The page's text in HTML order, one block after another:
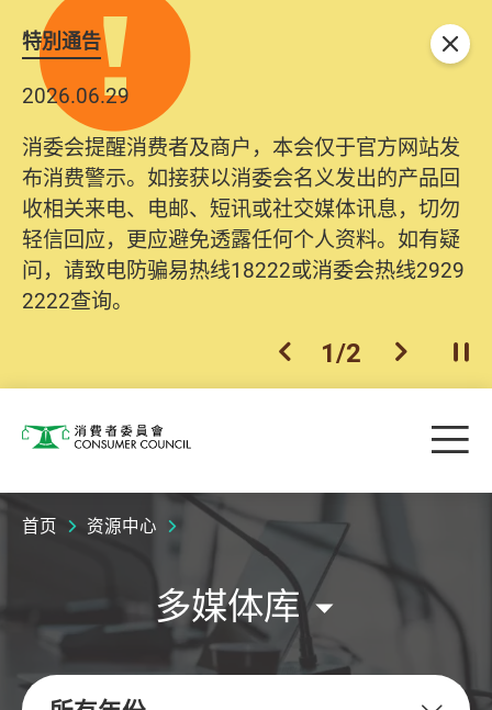
特別通告
2026.06.29
消委会提醒消费者及商户，本会仅于官方网站发
布消费警示。如接获以消委会名义发出的产品回
收相关来电、电邮、短讯或社交媒体讯息，切勿
轻信回应，更应避免透露任何个人资料。如有疑
问，请致电防骗易热线18222或消委会热线2929
2222查询。
2025.10.31
为提升使用者体验及网络安全，本会的投诉处理
系统已经进行升级及推出新功能。由2025年11月
10日起，消费者需要提供基本联络资料（包括姓
名、电邮及电话）注册帐户，才可提交投诉、查
询及建议。所有提交纪录将清晰整合于帐户中，
方便日后作出跟进。
上一个
2/2 下一个开
关闭
消费者委员会 目
首页 资源中心
多媒体库